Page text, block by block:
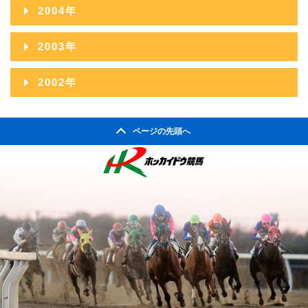
2013年02月
2013年01月
2012年03月
2012年02月
2012年01月
2011年03月
2011年02月
2010年05月
2010年03月
2010年01月
2009年07月
2009年06月
2009年05月
2009年03月
2008年08月
2008年07月
2008年06月
2008年05月
2008年01月
2007年09月
2007年08月
2007年07月
2007年02月
2007年01月
2006年10月
2006年09月
2006年08月
2006年03月
2006年02月
2006年01月
2005年12月
2005年11月
2005年10月
2005年09月
2005年08月
2005年07月
2005年04月
2005年03月
2005年02月
2004年
2004年12月
2004年11月
2004年10月
2004年06月
2004年05月
2004年04月
2004年03月
2003年
2003年12月
2003年07月
2003年06月
2003年05月
2002年
ページの先頭へ